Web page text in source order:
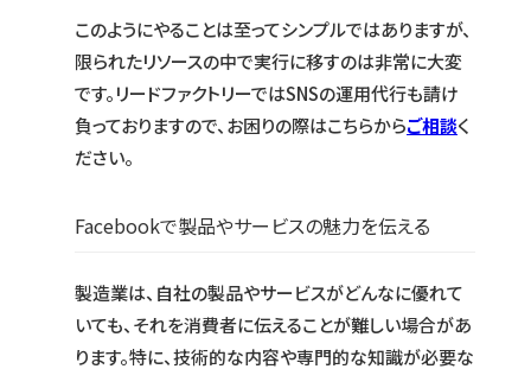
このようにやることは至ってシンプルではありますが、
限られたリソースの中で実行に移すのは非常に大変
です。リードファクトリーではSNSの運用代行も請け
負っておりますので、お困りの際はこちらからご相談く
ださい。
Facebookで製品やサービスの魅力を伝える
製造業は、自社の製品やサービスがどんなに優れて
いても、それを消費者に伝えることが難しい場合があ
ります。特に、技術的な内容や専門的な知識が必要な